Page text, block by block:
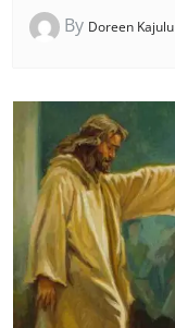
By Doreen Kajulu